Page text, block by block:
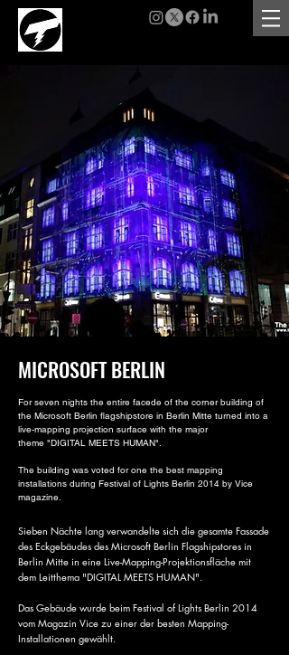
MICROSOFT BERLIN
For seven nights the entire facede of the corner building of
the Microsoft Berlin flagshipstore in Berlin Mitte turned into a
live-mapping projection surface with the major
theme "DIGITAL MEETS HUMAN".
The building was voted for one the best mapping
installations during Festival of Lights Berlin 2014 by Vice
magazine.
Sieben Nächte lang verwandelte sich die gesamte Fassade
des Eckgebäudes des Microsoft Berlin Flagshipstores in
Berlin Mitte in eine Live-Mapping-Projektionsfläche mit
dem Leitthema "DIGITAL MEETS HUMAN".
Das Gebäude wurde beim Festival of Lights Berlin 2014
vom Magazin Vice zu einer der besten Mapping-
Installationen gewählt.